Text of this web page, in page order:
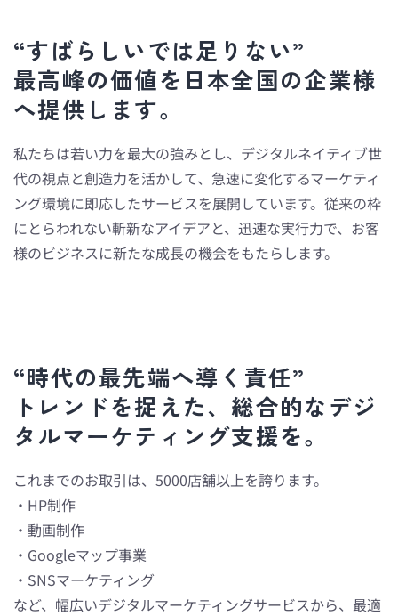
“すばらしいでは足りない”
最高峰の価値を日本全国の企業様
へ提供します。
私たちは若い力を最大の強みとし、デジタルネイティブ世
代の視点と創造力を活かして、急速に変化するマーケティ
ング環境に即応したサービスを展開しています。従来の枠
にとらわれない斬新なアイデアと、迅速な実行力で、お客
様のビジネスに新たな成長の機会をもたらします。
“時代の最先端へ導く責任”
トレンドを捉えた、総合的なデジ
タルマーケティング支援を。
これまでのお取引は、5000店舗以上を誇ります。
・HP制作
・動画制作
・Googleマップ事業
・SNSマーケティング
など、幅広いデジタルマーケティングサービスから、最適